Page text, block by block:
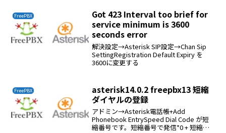
FreePBX
Got 423 Interval too brief for
service minimum is 3600
seconds error
解決設定→Asterisk SIP設定→Chan Sip
SettingRegistration Default Expiry を
3600に変更する
FreePBX
asterisk14.0.2 freepbx13 短縮
ダイヤルの登録
アドミン→Asterisk電話帳+Add
Phonebook EntrySpeed Dial Code が短
縮番号です。短縮番号で発信*0 + 短縮番